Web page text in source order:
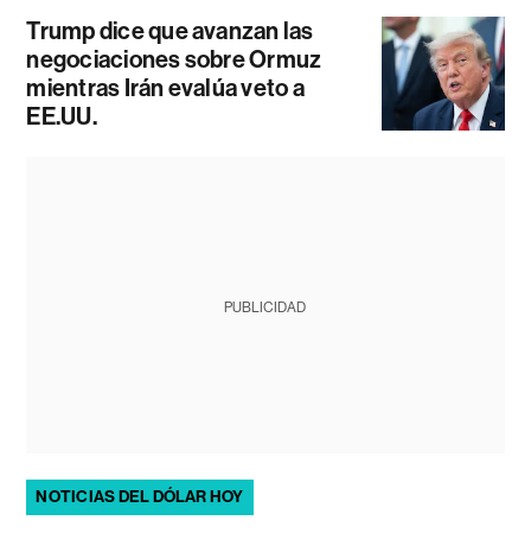
Trump dice que avanzan las
negociaciones sobre Ormuz
mientras Irán evalúa veto a
EE.UU.
PUBLICIDAD
NOTICIAS DEL DÓLAR HOY